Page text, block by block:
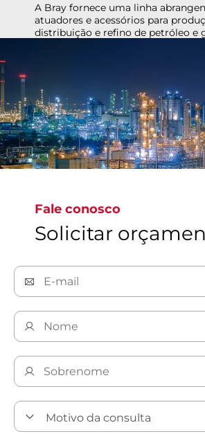
desempenho, mantém a
confiabilidade e a eficiência para
químicas, de produtos
polímeros especiais, apoiando
inovação do setor.
Saiba mais
Fale conosco
Solicitar